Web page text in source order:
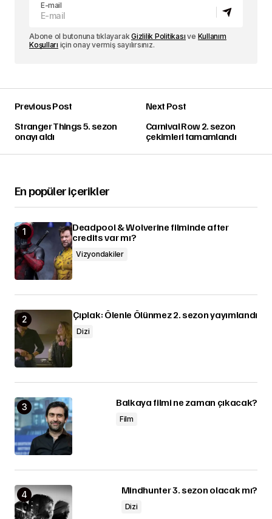
E-mail
Abone ol butonuna tıklayarakGizlilik Politikası ve Kullanım
Koşulları için onay vermiş sayılırsınız.
Previous Post
Stranger Things 5. sezon
onayı aldı
Next Post
Carnival Row 2. sezon
çekimleri tamamlandı
En popüler içerikler
Deadpool & Wolverine filminde after
credits var mı?
Vizyondakiler
Çıplak: Ölenle Ölünmez 2. sezon yayımlandı
Dizi
Balkaya filmi ne zaman çıkacak?
Film
Mindhunter 3. sezon olacak mı?
Dizi